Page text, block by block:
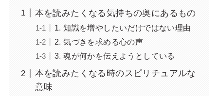
本を読みたくなる気持ちの奥にあるもの
1. 知識を増やしたいだけではない理由
2. 気づきを求める心の声
3. 魂が何かを伝えようとしている
本を読みたくなる時のスピリチュアルな
意味